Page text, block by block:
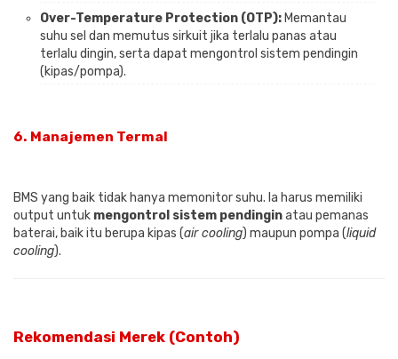
Over-Temperature Protection (OTP): Memantau
suhu sel dan memutus sirkuit jika terlalu panas atau
terlalu dingin, serta dapat mengontrol sistem pendingin
(kipas/pompa).
6. Manajemen Termal
BMS yang baik tidak hanya memonitor suhu. Ia harus memiliki
output untuk mengontrol sistem pendinginatau pemanas
baterai, baik itu berupa kipas (air cooling) maupun pompa (liquid
cooling).
Rekomendasi Merek (Contoh)